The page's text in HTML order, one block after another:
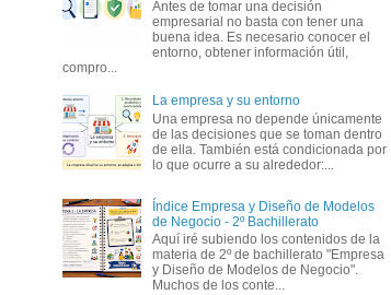
Antes de tomar una decisión
empresarial no basta con tener una
buena idea. Es necesario conocer el
entorno, obtener información útil,
compro...
La empresa y su entorno
Una empresa no depende únicamente
de las decisiones que se toman dentro
de ella. También está condicionada por
lo que ocurre a su alrededor:...
Índice Empresa y Diseño de Modelos
de Negocio - 2º Bachillerato
Aquí iré subiendo los contenidos de la
materia de 2º de bachillerato "Empresa
y Diseño de Modelos de Negocio".
Muchos de los conte...